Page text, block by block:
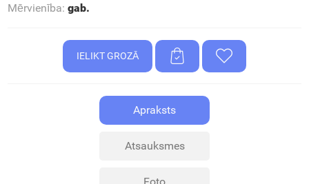
Mērvienība: gab.
Apraksts
Atsauksmes